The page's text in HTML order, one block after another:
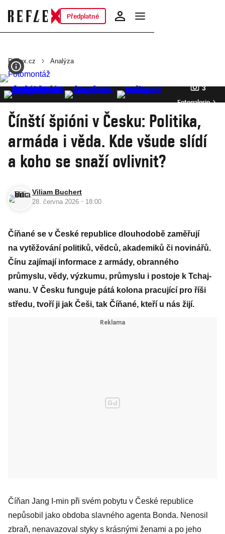
Předplatné
Reflex.cz Analýza
3
Fotogalerie
Čínští špióni v Česku: Politika,
armáda i věda. Kde všude slídí
a koho se snaží ovlivnit?
Viliam Buchert
28. června 2026 · 18:00
Číňané se v České republice dlouhodobě zaměřují
na vytěžování politiků, vědců, akademiků či novinářů.
Čínu zajímají informace z armády, obranného
průmyslu, vědy, výzkumu, průmyslu i postoje k Tchaj-
wanu. V Česku funguje pátá kolona pracující pro říši
středu, tvoří ji jak Češi, tak Číňané, kteří u nás žijí.
Číňan Jang I-min při svém pobytu v České republice
nepůsobil jako obdoba slavného agenta Bonda. Nenosil
zbraň, nenavazoval styky s krásnými ženami a po jeho